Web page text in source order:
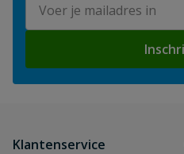
Klantenservice